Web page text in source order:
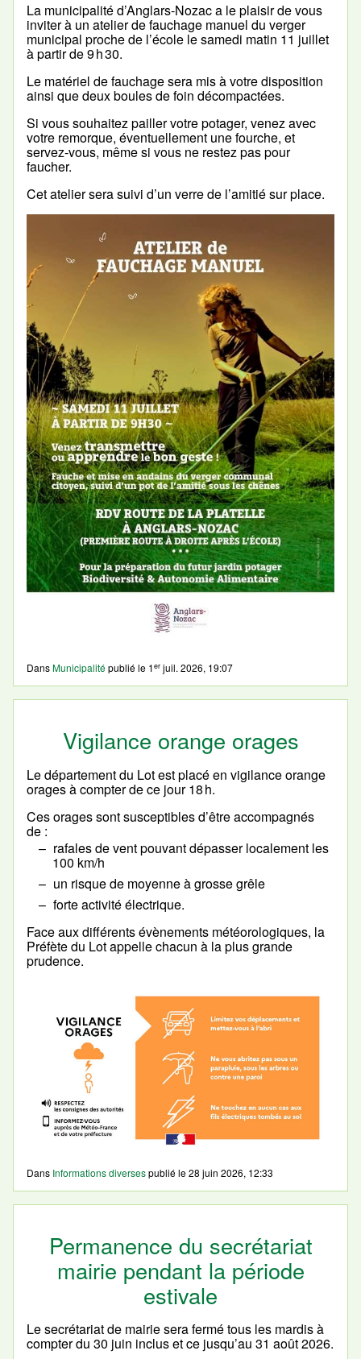
La municipalité d’Anglars-Nozac a le plaisir de vous
inviter à un atelier de fauchage manuel du verger
municipal proche de l’école le samedi matin 11 juillet
à partir de 9 h 30.
Le matériel de fauchage sera mis à votre disposition
ainsi que deux boules de foin décompactées.
Si vous souhaitez pailler votre potager, venez avec
votre remorque, éventuellement une fourche, et
servez-vous, même si vous ne restez pas pour
faucher.
Cet atelier sera suivi d’un verre de l’amitié sur place.
DansMunicipalitépublié le 1er juil. 2026, 19:07
Vigilance orange orages
Le département du Lot est placé en vigilance orange
orages à compter de ce jour 18 h.
Ces orages sont susceptibles d’être accompagnés
de :
rafales de vent pouvant dépasser localement les
100 km/h
un risque de moyenne à grosse grêle
forte activité électrique.
Face aux différents évènements météorologiques, la
Préfète du Lot appelle chacun à la plus grande
prudence.
Dans Informations diversespublié le28 juin 2026, 12:33
Permanence du secrétariat
mairie pendant la période
estivale
Le secrétariat de mairie sera fermé tous les mardis à
compter du 30 juin inclus et ce jusqu’au 31 août 2026.